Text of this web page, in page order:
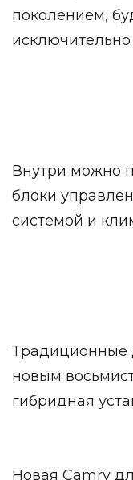
поколением,
Внутри можно
блоки
системой и
Традиционные
новым
гибридная
Новая Camry